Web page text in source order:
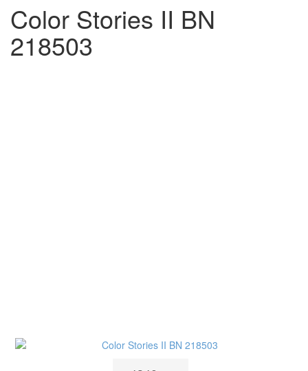
Color Stories II BN
218503